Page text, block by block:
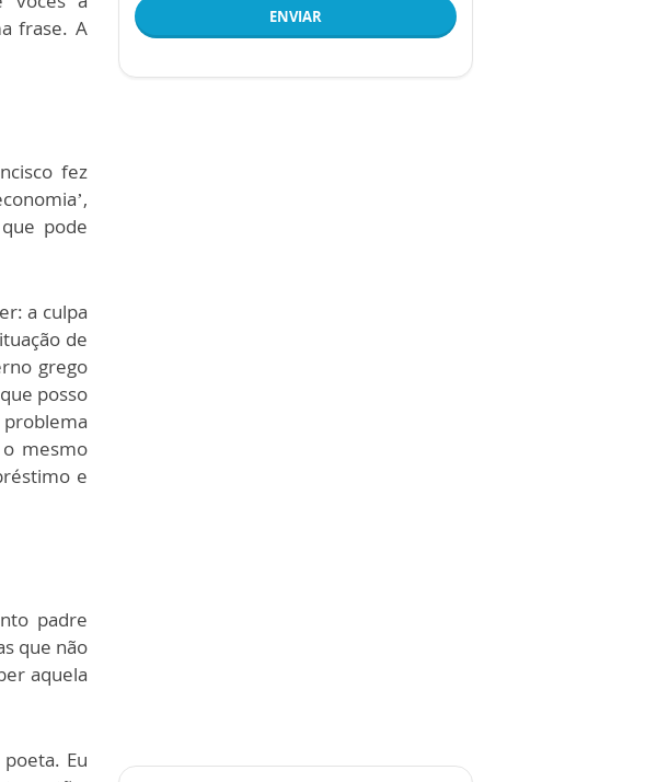
frase. A
fez
pode
a culpa
de
grego
posso
mesmo
e
padre
que não
aquela
Eu
ENVIAR